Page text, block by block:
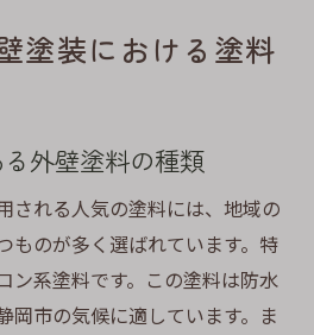
塗装における塗料
外壁塗料の種類
される人気の塗料には、地域の
ものが多く選ばれています。特
ン系塗料です。この塗料は防水
岡市の気候に適しています。ま